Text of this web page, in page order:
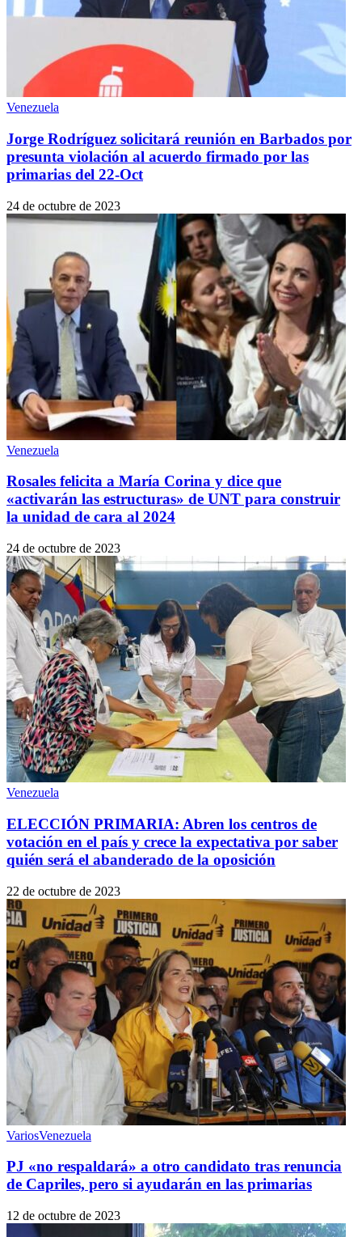
Venezuela
Jorge Rodríguez solicitará reunión en Barbados por
presunta violación al acuerdo firmado por las
primarias del 22-Oct
24 de octubre de 2023
Venezuela
Rosales felicita a María Corina y dice que
«activarán las estructuras» de UNT para construir
la unidad de cara al 2024
24 de octubre de 2023
Venezuela
ELECCIÓN PRIMARIA: Abren los centros de
votación en el país y crece la expectativa por saber
quién será el abanderado de la oposición
22 de octubre de 2023
VariosVenezuela
PJ «no respaldará» a otro candidato tras renuncia
de Capriles, pero si ayudarán en las primarias
12 de octubre de 2023